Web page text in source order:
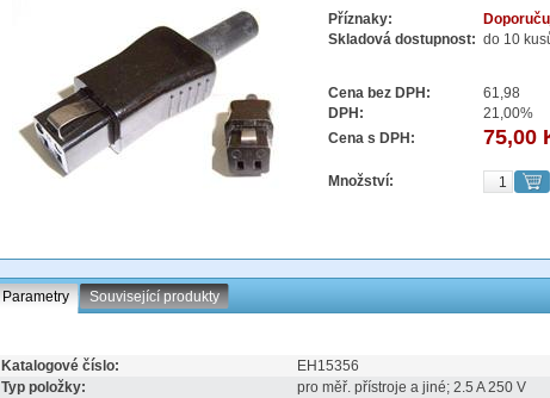
Příznaky:
Skladová dostupnost: do 10
Cena bez DPH:
61,98
DPH:
21,00%
Cena s DPH:
75,00
Množství:
Parametry Související produkty
Katalogové číslo:
EH15356
Typ položky:
pro měř. přístroje a jiné; 2.5 A 250 V